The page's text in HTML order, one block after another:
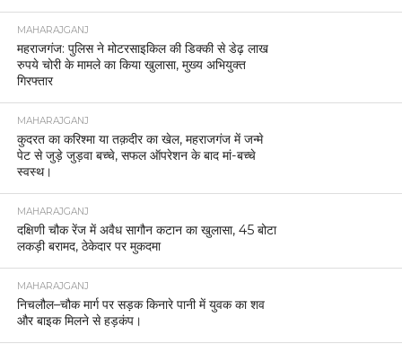
MAHARAJGANJ
महराजगंज: पुलिस ने मोटरसाइकिल की डिक्की से डेढ़ लाख
रुपये चोरी के मामले का किया खुलासा, मुख्य अभियुक्त
गिरफ्तार
MAHARAJGANJ
कुदरत का करिश्मा या तक़दीर का खेल, महराजगंज में जन्मे
पेट से जुड़े जुड़वा बच्चे, सफल ऑपरेशन के बाद मां-बच्चे
स्वस्थ।
MAHARAJGANJ
दक्षिणी चौक रेंज में अवैध सागौन कटान का खुलासा, 45 बोटा
लकड़ी बरामद, ठेकेदार पर मुकदमा
MAHARAJGANJ
निचलौल–चौक मार्ग पर सड़क किनारे पानी में युवक का शव
और बाइक मिलने से हड़कंप।